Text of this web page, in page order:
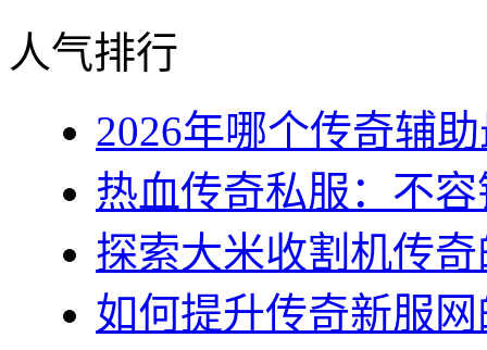
人气排行
2026年哪个传奇辅
热血传奇私服：不
探索大米收割机传
如何提升传奇新服